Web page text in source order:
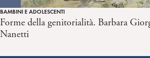
BAMBINI E ADOLESCENTI
Forme della genitorialità. Barbara
Nanetti